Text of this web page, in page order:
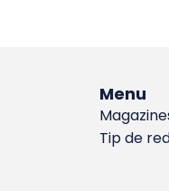
Menu
Tip de